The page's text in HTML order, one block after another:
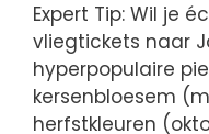
Expert Tip: Wil je
vliegtickets naar
hyperpopulaire
kersenbloesem
herfstkleuren